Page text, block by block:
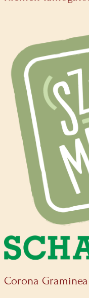
Corona